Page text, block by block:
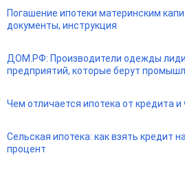
Погашение ипотеки материнским
документы, инструкция
ДОМ.РФ: Производители одежды
предприятий, которые берут
Чем отличается ипотека от кредита
Сельская ипотека: как взять кредит
процент